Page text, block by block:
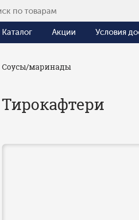
Каталог Акции Условия
Соусы/маринады
Тирокафтери